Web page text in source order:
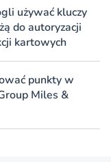
używać kluczy
do autoryzacji
kartowych
punkty w
Miles &